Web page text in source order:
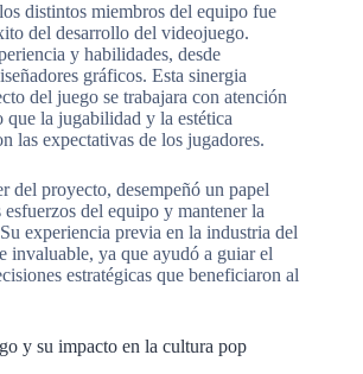
distintos miembros del equipo fue
del desarrollo del videojuego.
y habilidades, desde
gráficos. Esta sinergia
del juego se trabajara con atención
que la jugabilidad y la estética
las expectativas de los jugadores.
del proyecto, desempeñó un papel
del equipo y mantener la
experiencia previa en la industria del
invaluable, ya que ayudó a guiar el
estratégicas que beneficiaron al
y su impacto en la cultura pop